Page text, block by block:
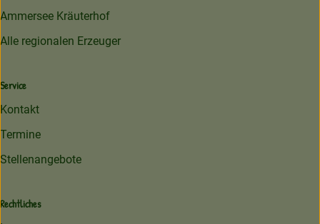
Ammersee Kräuterhof
Alle regionalen Erzeuger
Service
Kontakt
Termine
Stellenangebote
Rechtliches